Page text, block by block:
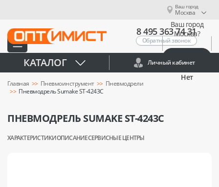
Ваш город
Москва
Ваш город
Москва?
Нет
8 495 363 74 31
Обратный звонок
КАТАЛОГ Личный кабинет
Главная Пневмоинструмент
Пневмодрели
Пневмодрель Sumake ST-4243C
ПНЕВМОДРЕЛЬ SUMAKE ST-4243C
ХАРАКТЕРИСТИКИОПИСАНИЕСЕРВИСНЫЕ ЦЕНТРЫ